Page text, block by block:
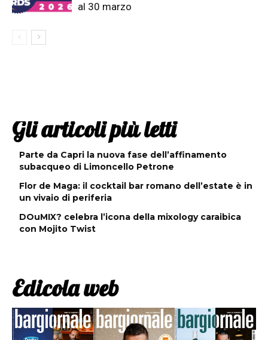
al 30 marzo
Gli articoli più letti
Parte da Capri la nuova fase dell’affinamento
subacqueo di Limoncello Petrone
Flor de Maga: il cocktail bar romano dell’estate è in
un vivaio di periferia
DOuMIX? celebra l’icona della mixology caraibica
con Mojito Twist
Edicola web